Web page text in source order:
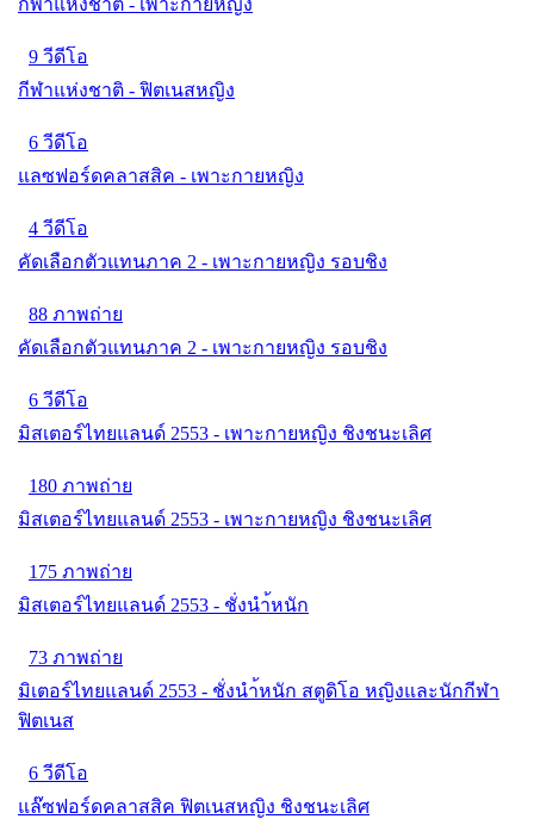
กีฬาแห่งชาติ - เพาะกายหญิง
9 วีดีโอ
กีฬาแห่งชาติ - ฟิตเนสหญิง
6 วีดีโอ
แลซฟอร์ดคลาสสิค - เพาะกายหญิง
4 วีดีโอ
คัดเลือกตัวแทนภาค 2 - เพาะกายหญิง รอบชิง
88 ภาพถ่าย
คัดเลือกตัวแทนภาค 2 - เพาะกายหญิง รอบชิง
6 วีดีโอ
มิสเตอร์ไทยแลนด์ 2553 - เพาะกายหญิง ชิงชนะเลิศ
180 ภาพถ่าย
มิสเตอร์ไทยแลนด์ 2553 - เพาะกายหญิง ชิงชนะเลิศ
175 ภาพถ่าย
มิสเตอร์ไทยแลนด์ 2553 - ชั่งนำ้หนัก
73 ภาพถ่าย
มิเตอร์ไทยแลนด์ 2553 - ชั่งนำ้หนัก สตูดิโอ หญิงและนักกีฬา
ฟิตเนส
6 วีดีโอ
แล๊ซฟอร์ดคลาสสิค ฟิตเนสหญิง ชิงชนะเลิศ